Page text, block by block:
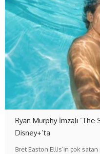
Ryan Murphy İmzalı ‘The
Disney+’ta
Bret Easton Ellis’in çok